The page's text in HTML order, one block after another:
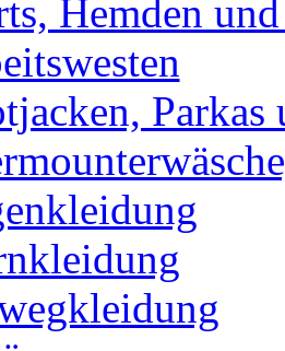
Hemden
Parkas